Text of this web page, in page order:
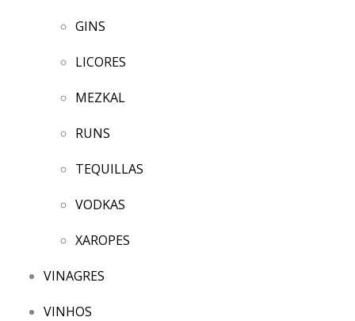
GINS
LICORES
MEZKAL
RUNS
TEQUILLAS
VODKAS
XAROPES
VINAGRES
VINHOS